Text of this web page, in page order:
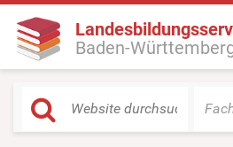
Baden-